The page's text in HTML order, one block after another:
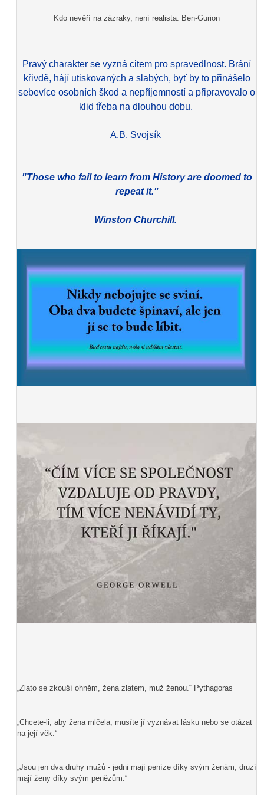
Kdo nevěří na zázraky, není realista. Ben-Gurion
Pravý charakter se vyzná citem pro spravedlnost. Brání
křivdě, hájí utiskovaných a slabých, byť by to přinášelo
sebevíce osobních škod a nepříjemností a připravovalo o
klid třeba na dlouhou dobu.
A.B. Svojsík
"Those who fail to learn from History are doomed to
repeat it."
Winston Churchill.
„Zlato se zkouší ohněm, žena zlatem, muž ženou.“ Pythagoras
„Chcete-li, aby žena mlčela, musíte jí vyznávat lásku nebo se otázat
na její věk.“
„Jsou jen dva druhy mužů - jedni mají peníze díky svým ženám, druzí
mají ženy díky svým penězům.“